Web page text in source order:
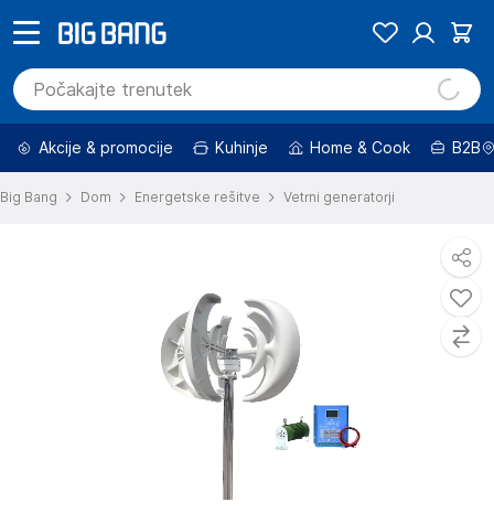
Akcije & promocije Kuhinje Home & Cook B2B
Big Bang Dom Energetske rešitve Vetrni generatorji